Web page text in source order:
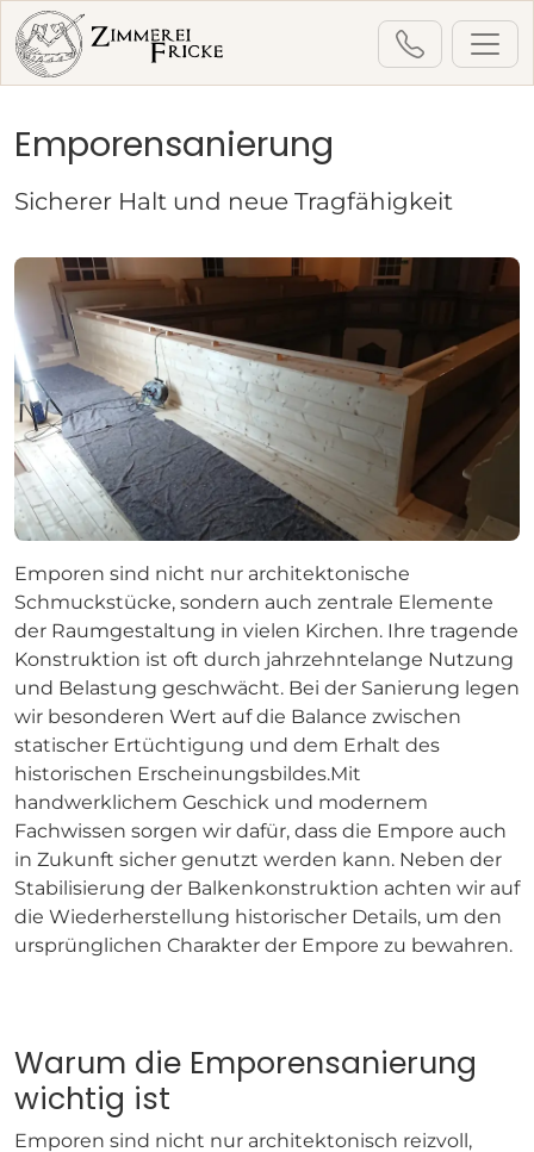
Startseite
Leistungen
Denkmalpflege & Kirchenbau
Emporensanierung
Sicherer Halt und neue Tragfähigkeit
Emporen sind nicht nur architektonische
Schmuckstücke, sondern auch zentrale Elemente
der Raumgestaltung in vielen Kirchen. Ihre tragende
Konstruktion ist oft durch jahrzehntelange Nutzung
und Belastung geschwächt. Bei der Sanierung legen
wir besonderen Wert auf die Balance zwischen
statischer Ertüchtigung und dem Erhalt des
historischen Erscheinungsbildes.Mit
handwerklichem Geschick und modernem
Fachwissen sorgen wir dafür, dass die Empore auch
in Zukunft sicher genutzt werden kann. Neben der
Stabilisierung der Balkenkonstruktion achten wir auf
die Wiederherstellung historischer Details, um den
ursprünglichen Charakter der Empore zu bewahren.
Warum die Emporensanierung
wichtig ist
Emporen sind nicht nur architektonisch reizvoll,